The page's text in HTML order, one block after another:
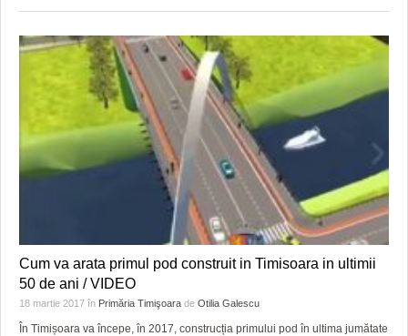
Cum va arata primul pod construit in Timisoara in ultimii
50 de ani / VIDEO
18 martie 2017 în Primăria Timişoara de Otilia Galescu
În Timișoara va începe, în 2017, construcția primului pod în ultima jumătate